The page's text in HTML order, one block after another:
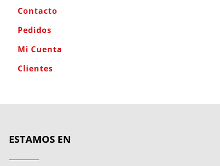
Contacto
Pedidos
Mi Cuenta
Clientes
ESTAMOS EN